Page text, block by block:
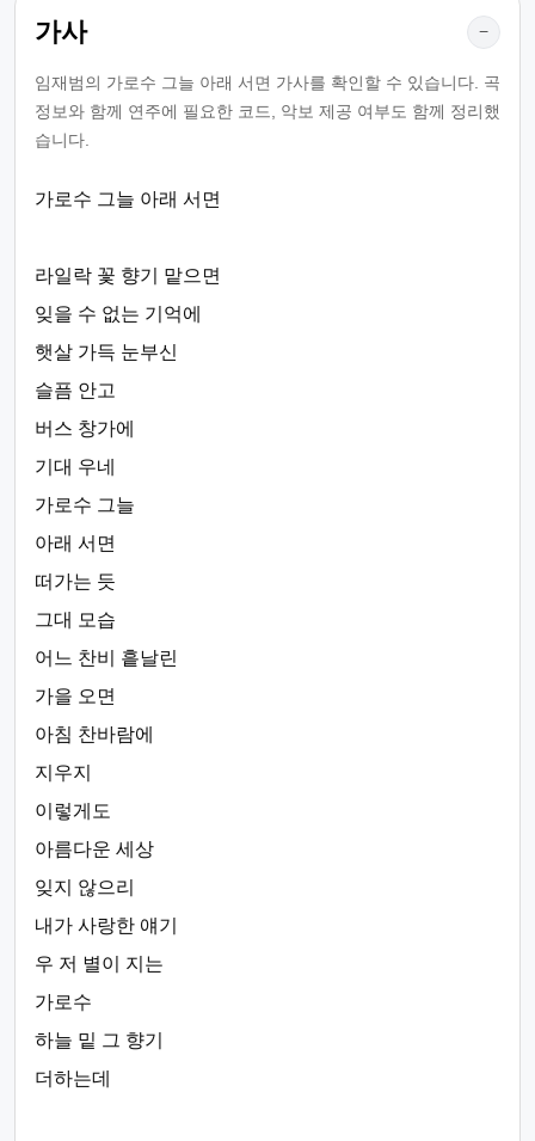
가사 −
임재범의 가로수 그늘 아래 서면 가사를 확인할 수 있습니다. 곡
정보와 함께 연주에 필요한 코드, 악보 제공 여부도 함께 정리했
습니다.
가로수 그늘 아래 서면
라일락 꽃 향기 맡으면
잊을 수 없는 기억에
햇살 가득 눈부신
슬픔 안고
버스 창가에
기대 우네
가로수 그늘
아래 서면
떠가는 듯
그대 모습
어느 찬비 흩날린
가을 오면
아침 찬바람에
지우지
이렇게도
아름다운 세상
잊지 않으리
내가 사랑한 얘기
우 저 별이 지는
가로수
하늘 밑 그 향기
더하는데